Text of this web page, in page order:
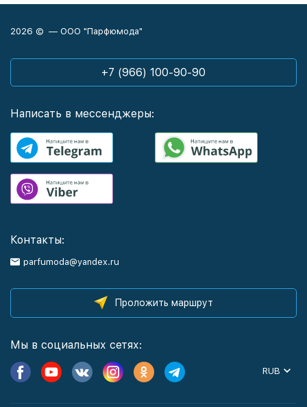
2026 © — ООО "Парфюмода"
+7 (966) 100-90-90
Написать в мессенджеры:
Контакты:
parfumoda@yandex.ru
Проложить маршрут
Мы в социальных сетях:
RUB